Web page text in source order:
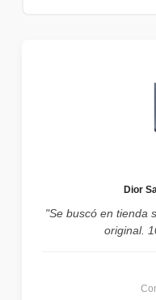
Dior
"Se buscó en tienda
original.